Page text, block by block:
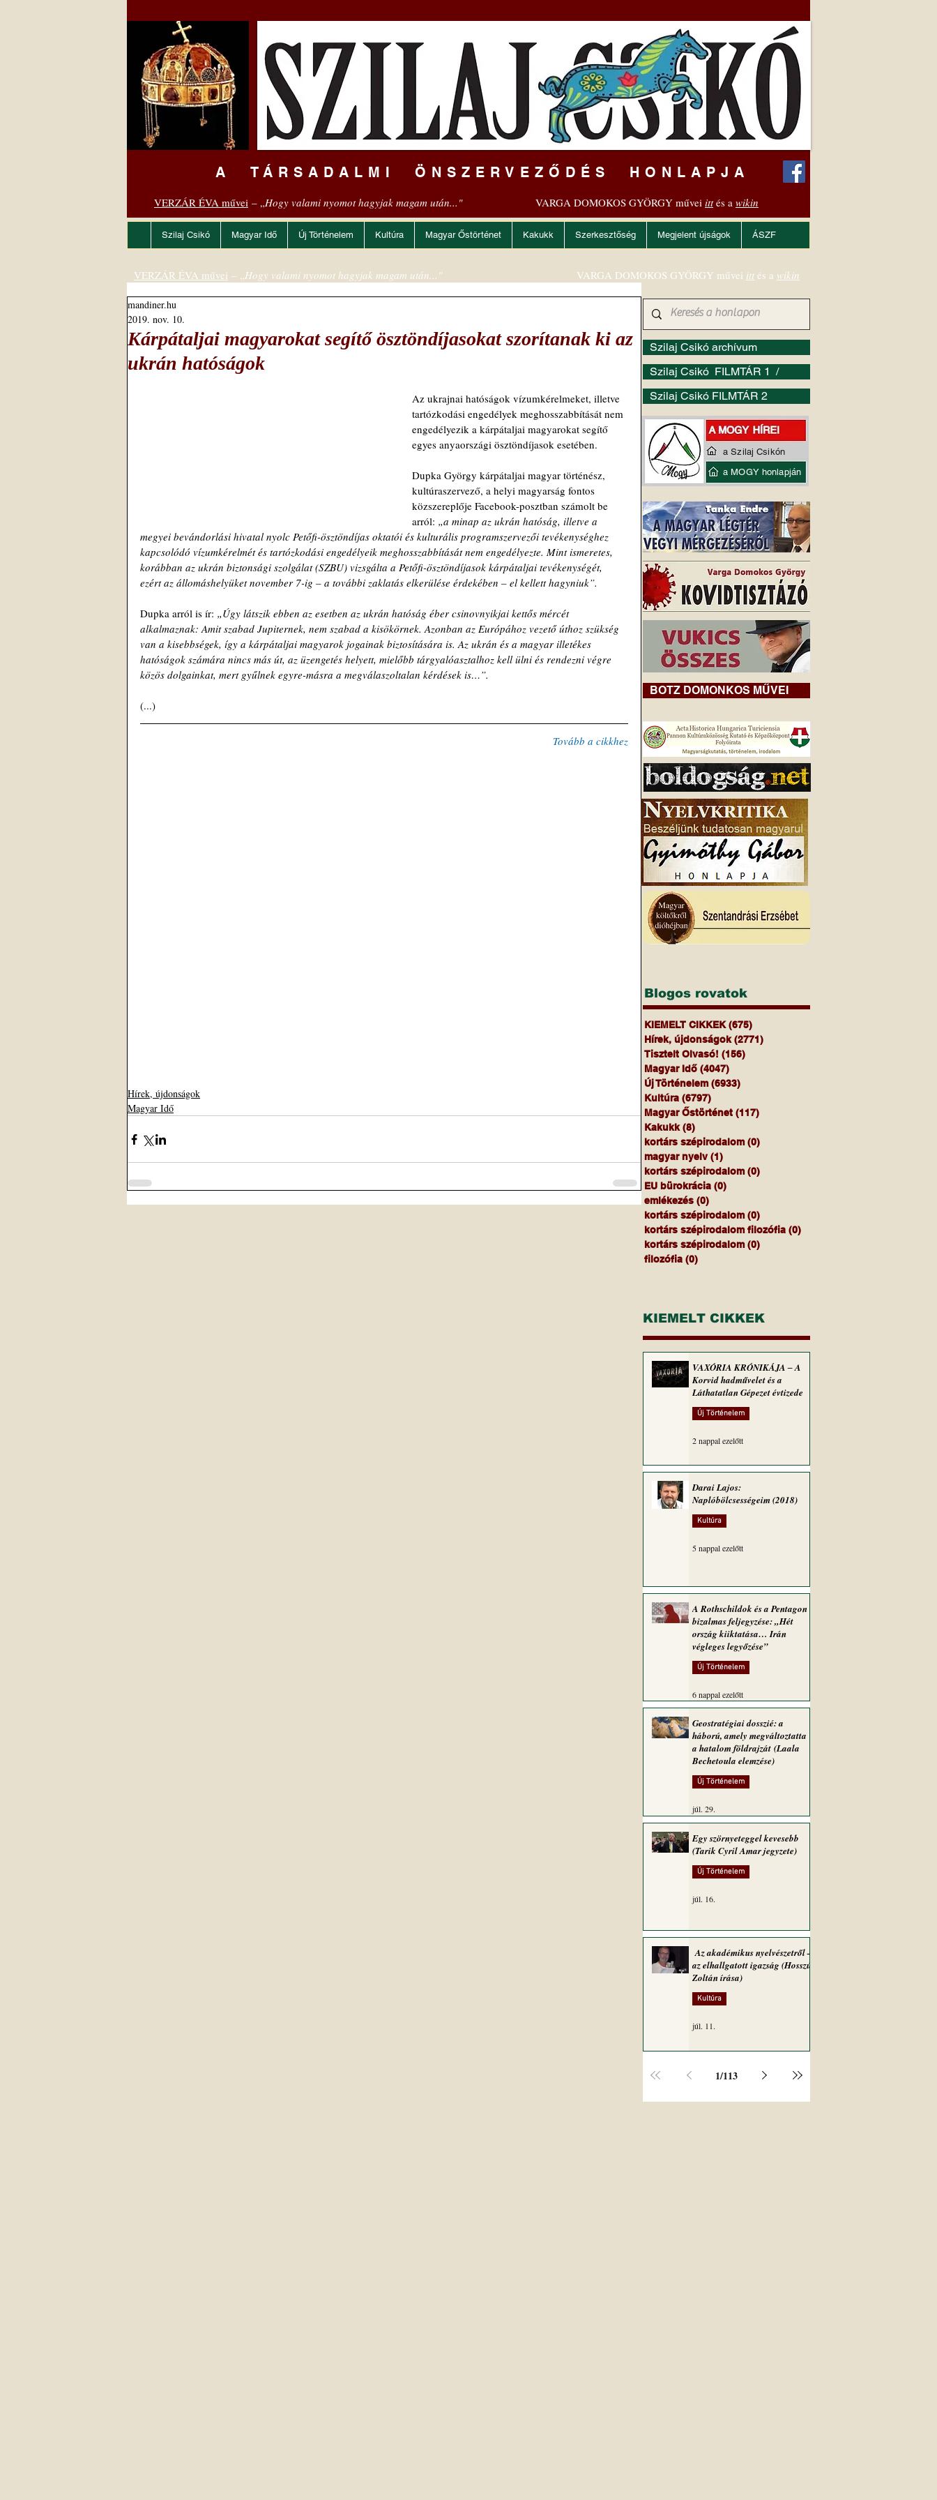
A TÁRSADALMI ÖNSZERVEZŐDÉS HONLAPJA
VERZÁR ÉVA művei – „Hogy valami nyomot hagyjak magam után..." VARGA DOMOKOS GYÖRGY művei ittés a wikin
Szilaj Csikó Magyar Idő Új Történelem Kultúra Magyar Őstörténet Kakukk Szerkesztőség Megjelent újságok ÁSZF
Kárpátaljai magyarokat segítő ösztöndíjasokat szorítanak ki az
ukrán hatóságok
mandiner.hu
2019. nov. 10.
Az ukrajnai hatóságok vízumkérelmeket, illetve
tartózkodási engedélyek meghosszabbítását nem
engedélyezik a kárpátaljai magyarokat segítő
egyes anyaországi ösztöndíjasok esetében.
Dupka György kárpátaljai magyar történész,
kultúraszervező, a helyi magyarság fontos
közszereplője Facebook-posztban számolt be
arról: „a minap az ukrán hatóság, illetve a
megyei bevándorlási hivatal nyolc Petőfi-ösztöndíjas oktatói és kulturális programszervezői tevékenységhez
kapcsolódó vízumkérelmét és tartózkodási engedélyeik meghosszabbítását nem engedélyezte. Mint ismeretes,
korábban az ukrán biztonsági szolgálat (SZBU) vizsgálta a Petőfi-ösztöndíjasok kárpátaljai tevékenységét,
ezért az állomáshelyüket november 7-ig – a további zaklatás elkerülése érdekében – el kellett hagyniuk”.
Dupka arról is ír: „Úgy látszik ebben az esetben az ukrán hatóság éber csinovnyikjai kettős mércét
alkalmaznak: Amit szabad Jupiternek, nem szabad a kisökörnek. Azonban az Európához vezető úthoz szükség
van a kisebbségek, így a kárpátaljai magyarok jogainak biztosítására is. Az ukrán és a magyar illetékes
hatóságok számára nincs más út, az üzengetés helyett, mielőbb tárgyalóasztalhoz kell ülni és rendezni végre
közös dolgainkat, mert gyűlnek egyre-másra a megválaszoltalan kérdések is…”.
(...)
Tovább a cikkhez
Hírek, újdonságok
Magyar Idő
Szilaj Csikó archívum
Szilaj Csikó FILMTÁR 1 /
Szilaj Csikó FILMTÁR 2
VERZÁR ÉVA művei – „Hogy valami nyomot hagyjak magam után..." VARGA DOMOKOS GYÖRGY művei itt és a wikin
BOTZ DOMONKOS MŰVEI
Blogos rovatok
KIEMELT CIKKEK (675)
Hírek, újdonságok (2771)
Tisztelt Olvasó! (156)
Magyar Idő (4047)
Új Történelem (6933)
Kultúra (6797)
Magyar Őstörténet (117)
Kakukk (8)
kortárs szépirodalom (0)
magyar nyelv (1)
kortárs szépirodalom (0)
EU bürokrácia (0)
emlékezés (0)
kortárs szépirodalom (0)
kortárs szépirodalom filozófia (0)
kortárs szépirodalom (0)
filozófia (0)
KIEMELT CIKKEK
VAXÓRIA KRÓNIKÁJA ‒ A
Korvid hadművelet és a
Láthatatlan Gépezet évtizede
Új Történelem
2 nappal ezelőtt
Darai Lajos:
Naplóbölcsességeim (2018)
Kultúra
5 nappal ezelőtt
A Rothschildok és a Pentagon
bizalmas feljegyzése: „Hét
ország kiiktatása… Irán
végleges legyőzése”
Új Történelem
6 nappal ezelőtt
Geostratégiai dosszié: a
háború, amely megváltoztatta
a hatalom földrajzát (Laala
Bechetoula elemzése)
Új Történelem
júl. 29.
Egy szörnyeteggel kevesebb
(Tarik Cyril Amar jegyzete)
Új Történelem
júl. 16.
Az akadémikus nyelvészetről –
az elhallgatott igazság (Hosszú
Zoltán írása)
Kultúra
júl. 11.
1/113
a Szilaj Csikón
a MOGY honlapján